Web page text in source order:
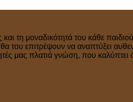
τη μοναδικότητά του κάθε
θα του επιτρέψουν να αναπτύξει
μας πλατιά γνώση, που καλύπτει